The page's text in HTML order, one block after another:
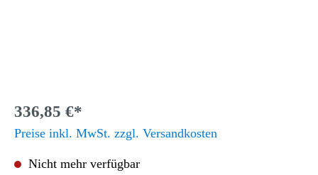
336,85 €*
Preise inkl. MwSt. zzgl. Versandkosten
Nicht mehr verfügbar